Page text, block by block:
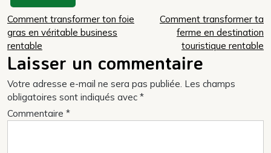
Navigation
de
l’article
Comment transformer ton foie
gras en véritable business
rentable
Comment transformer ta
ferme en destination
touristique rentable
Laisser un commentaire
Votre adresse e-mail ne sera pas publiée. Les champs
obligatoires sont indiqués avec *
Commentaire *